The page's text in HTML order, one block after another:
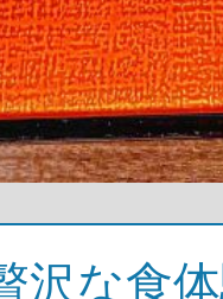
沢な食